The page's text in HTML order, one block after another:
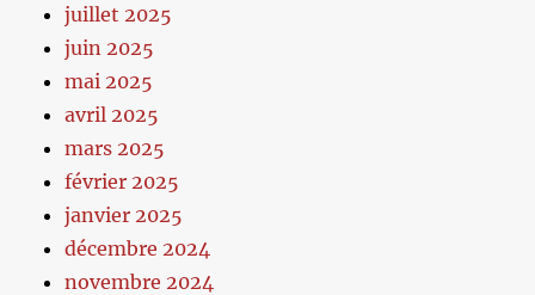
juillet 2025
juin 2025
mai 2025
avril 2025
mars 2025
février 2025
janvier 2025
décembre 2024
novembre 2024